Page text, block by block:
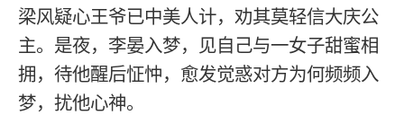
梁风疑心王爷已中美人计，劝其莫轻信大庆公
主。是夜，李晏入梦，见自己与一女子甜蜜相
拥，待他醒后怔忡，愈发觉惑对方为何频频入
梦，扰他心神。